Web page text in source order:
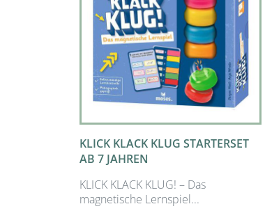
KLICK KLACK KLUG STARTERSET
AB 7 JAHREN
KLICK KLACK KLUG! – Das
magnetische Lernspiel...